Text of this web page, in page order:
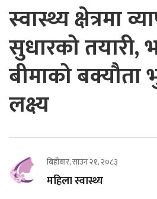
स्वास्थ्य क्षेत्रमा
सुधारको तयारी,
बीमाको बक्यौता
लक्ष्य
बिहीबार, साउन २१, २०८३
महिला स्वास्थ्य